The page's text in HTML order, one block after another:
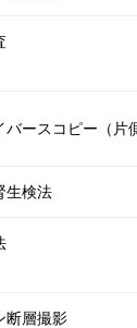
ースコピー（片
生検法
断層撮影